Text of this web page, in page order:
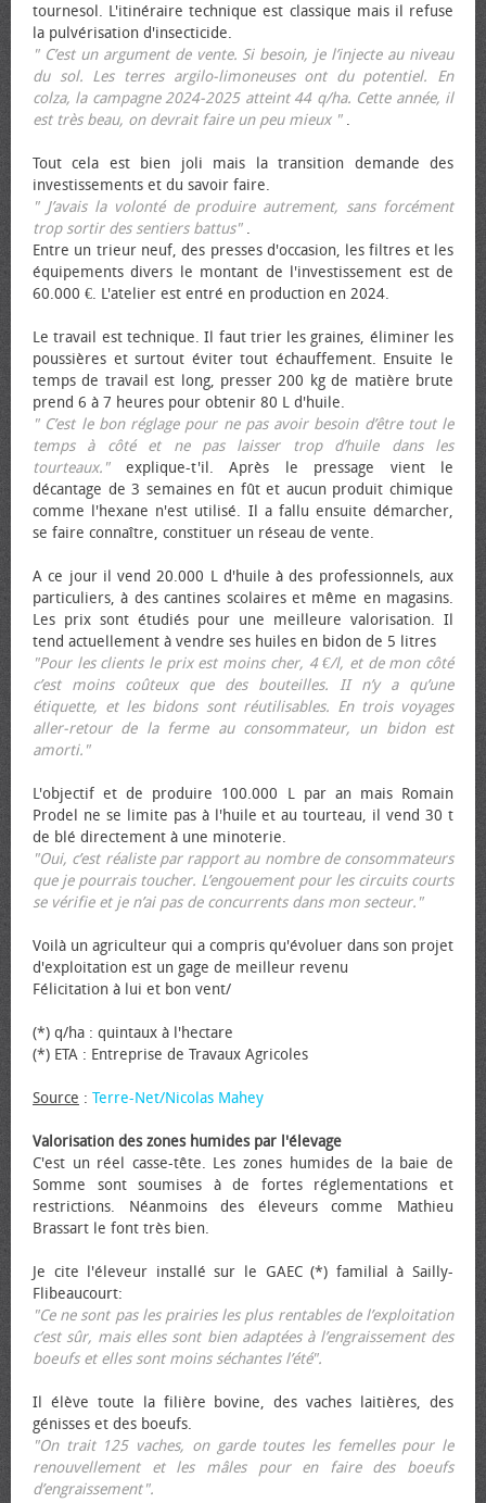
tournesol. L'itinéraire technique est classique mais il refuse
la pulvérisation d'insecticide.
" C’est un argument de vente. Si besoin, je l’injecte au niveau
du sol. Les terres argilo-limoneuses ont du potentiel. En
colza, la campagne 2024-2025 atteint 44 q/ha. Cette année, il
est très beau, on devrait faire un peu mieux ".
Tout cela est bien joli mais la transition demande des
investissements et du savoir faire.
" J’avais la volonté de produire autrement, sans forcément
trop sortir des sentiers battus".
Entre un trieur neuf, des presses d'occasion, les filtres et les
équipements divers le montant de l'investissement est de
60.000 €. L'atelier est entré en production en 2024.
Le travail est technique. Il faut trier les graines, éliminer les
poussières et surtout éviter tout échauffement. Ensuite le
temps de travail est long, presser 200 kg de matière brute
prend 6 à 7 heures pour obtenir 80 L d'huile.
" C’est le bon réglage pour ne pas avoir besoin d’être tout le
temps à côté et ne pas laisser trop d’huile dans les
tourteaux."explique-t'il. Après le pressage vient le
décantage de 3 semaines en fût et aucun produit chimique
comme l'hexane n'est utilisé. Il a fallu ensuite démarcher,
se faire connaître, constituer un réseau de vente.
A ce jour il vend 20.000 L d'huile à des professionnels, aux
particuliers, à des cantines scolaires et même en magasins.
Les prix sont étudiés pour une meilleure valorisation. Il
tend actuellement à vendre ses huiles en bidon de 5 litres
"Pour les clients le prix est moins cher, 4 €/l, et de mon côté
c’est moins coûteux que des bouteilles. II n’y a qu’une
étiquette, et les bidons sont réutilisables. En trois voyages
aller-retour de la ferme au consommateur, un bidon est
amorti."
L'objectif et de produire 100.000 L par an mais Romain
Prodel ne se limite pas à l'huile et au tourteau, il vend 30 t
de blé directement à une minoterie.
"Oui, c’est réaliste par rapport au nombre de consommateurs
que je pourrais toucher. L’engouement pour les circuits courts
se vérifie et je n’ai pas de concurrents dans mon secteur."
Voilà un agriculteur qui a compris qu'évoluer dans son projet
d'exploitation est un gage de meilleur revenu
Félicitation à lui et bon vent/
(*) q/ha : quintaux à l'hectare
(*) ETA : Entreprise de Travaux Agricoles
Source : Terre-Net/Nicolas Mahey
Valorisation des zones humides par l'élevage
C'est un réel casse-tête. Les zones humides de la baie de
Somme sont soumises à de fortes réglementations et
restrictions. Néanmoins des éleveurs comme Mathieu
Brassart le font très bien.
Je cite l'éleveur installé sur le GAEC (*) familial à Sailly-
Flibeaucourt:
"Ce ne sont pas les prairies les plus rentables de l’exploitation
c’est sûr, mais elles sont bien adaptées à l’engraissement des
bœufs et elles sont moins séchantes l’été".
Il élève toute la filière bovine, des vaches laitières, des
génisses et des bœufs.
"On trait 125 vaches, on garde toutes les femelles pour le
renouvellement et les mâles pour en faire des bœufs
d’engraissement".